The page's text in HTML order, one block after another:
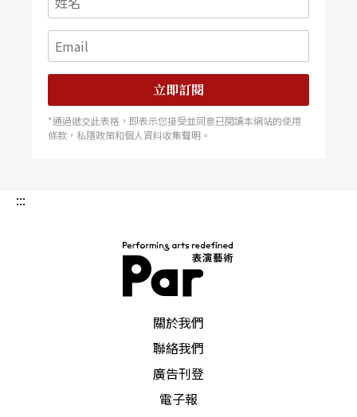
立即訂閱
*通過遞交此表格，即表示您接受並同意已閱讀本網站的使用
條款，私隱政策和個人資料收集聲明。
:::
關於我們
聯絡我們
廣告刊登
電子報